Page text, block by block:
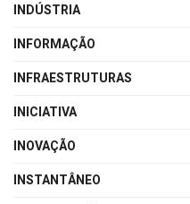
INDÚSTRIA
INFORMAÇÃO
INFRAESTRUTURAS
INICIATIVA
INOVAÇÃO
INSTANTÂNEO